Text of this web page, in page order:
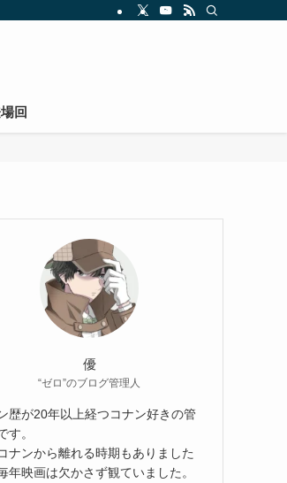
回
優
“ゼロ”のブログ管理人
歴が20年以上経つコナン好きの管
す。
ナンから離れる時期もありました
年映画は欠かさず観ていました。